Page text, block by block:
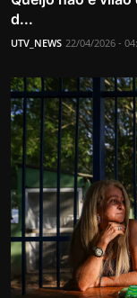
d...
UTV_NEWS 22/04/2026 -